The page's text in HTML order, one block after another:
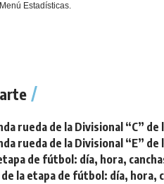
Estadísticas.
rueda de la Divisional “C” de
rueda de la Divisional “E”
de fútbol: día, hora,
la etapa de fútbol: día, hora,